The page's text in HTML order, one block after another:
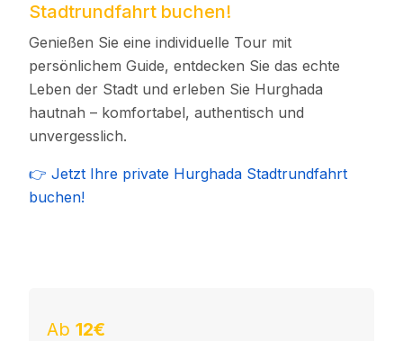
Stadtrundfahrt buchen!
Genießen Sie eine individuelle Tour mit
persönlichem Guide, entdecken Sie das echte
Leben der Stadt und erleben Sie Hurghada
hautnah – komfortabel, authentisch und
unvergesslich.
👉 Jetzt Ihre private Hurghada Stadtrundfahrt
buchen!
Ab 12€